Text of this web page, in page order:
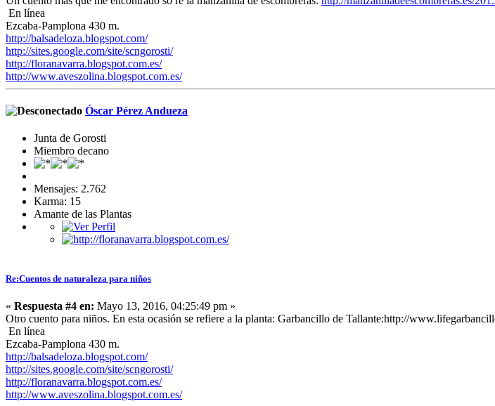
En línea
Ezcaba-Pamplona 430 m.
http://balsadeloza.blogspot.com/
http://sites.google.com/site/scngorosti/
http://floranavarra.blogspot.com.es/
http://www.aveszolina.blogspot.com.es/
Óscar Pérez Andueza
Junta de Gorosti
Miembro decano
Mensajes: 2.762
Karma: 15
Amante de las Plantas
Re:Cuentos de naturaleza para niños
« Respuesta #4 en: Mayo 13, 2016, 04:25:49 pm »
Otro cuento para niños. En esta ocasión se refiere a la planta: Garbancillo de Tallante:http://
En línea
Ezcaba-Pamplona 430 m.
http://balsadeloza.blogspot.com/
http://sites.google.com/site/scngorosti/
http://floranavarra.blogspot.com.es/
http://www.aveszolina.blogspot.com.es/